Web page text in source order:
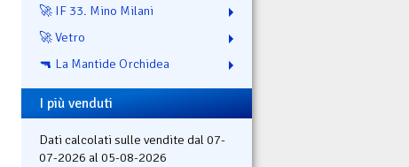
🚀 IF 33. Mino Milani
🚀 Vetro
🔫 La Mantide Orchidea
I più venduti
Dati calcolati sulle vendite dal 07-
07-2026 al 05-08-2026